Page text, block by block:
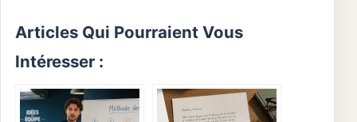
Articles Qui Pourraient Vous
Intéresser :